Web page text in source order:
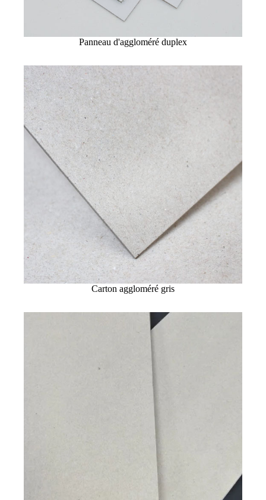
Panneau d'aggloméré duplex
Carton aggloméré gris